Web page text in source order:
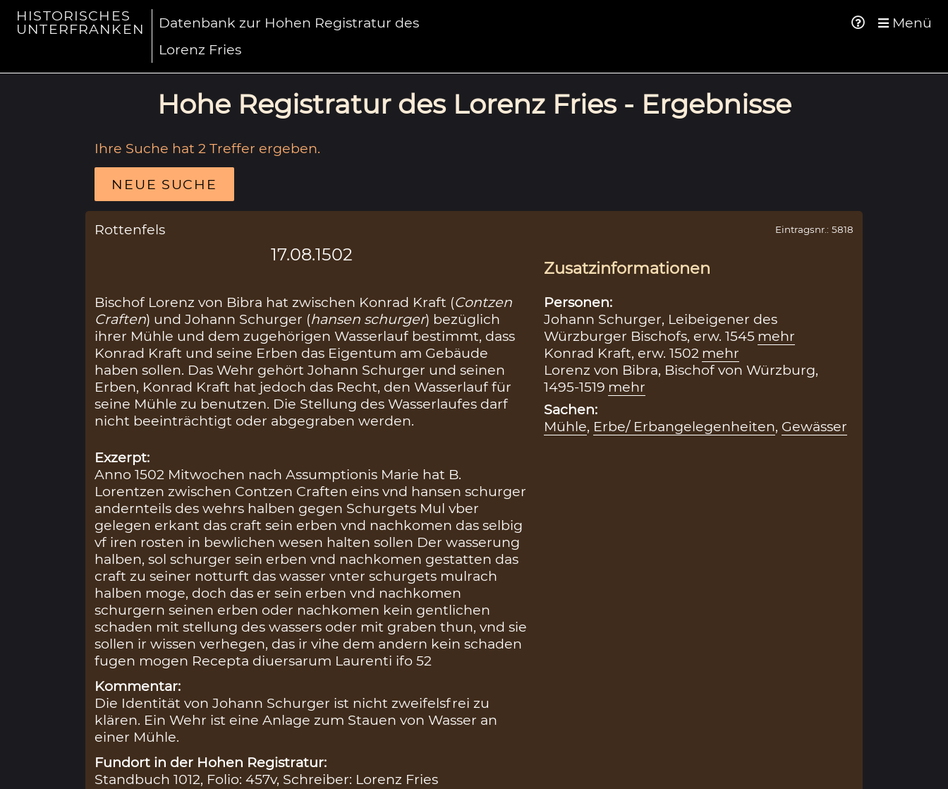
HISTORISCHES
UNTERFRANKEN
Datenbank zur Hohen Registratur des
Lorenz Fries
Menü
Hohe Registratur des Lorenz Fries - Ergebnisse
Ihre Suche hat 2 Treffer ergeben.
NEUE SUCHE
Rottenfels
17.08.1502
Bischof Lorenz von Bibra hat zwischen Konrad Kraft (Contzen
Craften) und Johann Schurger (hansen schurger) bezüglich
ihrer Mühle und dem zugehörigen Wasserlauf bestimmt, dass
Konrad Kraft und seine Erben das Eigentum am Gebäude
haben sollen. Das Wehr gehört Johann Schurger und seinen
Erben, Konrad Kraft hat jedoch das Recht, den Wasserlauf für
seine Mühle zu benutzen. Die Stellung des Wasserlaufes darf
nicht beeinträchtigt oder abgegraben werden.
Exzerpt:
Anno 1502 Mitwochen nach Assumptionis Marie hat B.
Lorentzen zwischen Contzen Craften eins vnd hansen schurger
andernteils des wehrs halben gegen Schurgets Mul vber
gelegen erkant das craft sein erben vnd nachkomen das selbig
vf iren rosten in bewlichen wesen halten sollen Der wasserung
halben, sol schurger sein erben vnd nachkomen gestatten das
craft zu seiner notturft das wasser vnter schurgets mulrach
halben moge, doch das er sein erben vnd nachkomen
schurgern seinen erben oder nachkomen kein gentlichen
schaden mit stellung des wassers oder mit graben thun, vnd sie
sollen ir wissen verhegen, das ir vihe dem andern kein schaden
fugen mogen Recepta diuersarum Laurenti ifo 52
Kommentar:
Die Identität von Johann Schurger ist nicht zweifelsfrei zu
klären. Ein Wehr ist eine Anlage zum Stauen von Wasser an
einer Mühle.
Fundort in der Hohen Registratur:
Standbuch 1012, Folio: 457v, Schreiber: Lorenz Fries
Eintragsnr.: 5818
Zusatzinformationen
Personen:
Johann Schurger, Leibeigener des
Würzburger Bischofs, erw. 1545 mehr
Konrad Kraft, erw. 1502 mehr
Lorenz von Bibra, Bischof von Würzburg,
1495-1519 mehr
Sachen:
Mühle, Erbe/ Erbangelegenheiten, Gewässer